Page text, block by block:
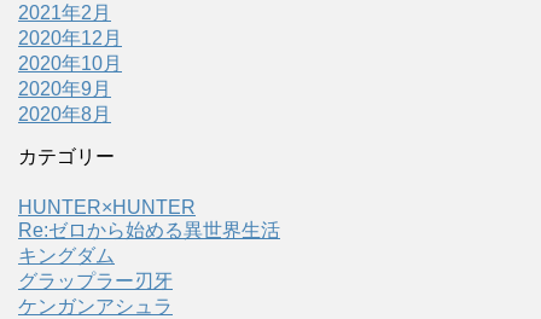
2021年2月
2020年12月
2020年10月
2020年9月
2020年8月
カテゴリー
HUNTER×HUNTER
Re:ゼロから始める異世界生活
キングダム
グラップラー刃牙
ケンガンアシュラ